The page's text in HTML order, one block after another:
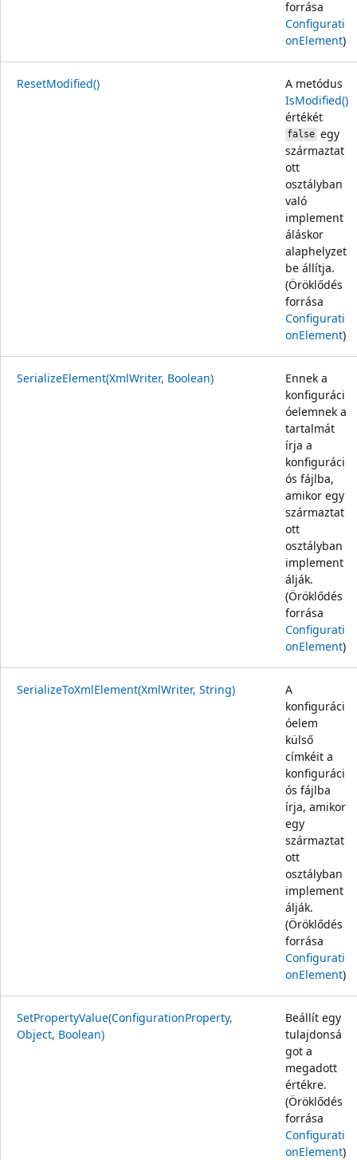
forrása
Configurati
onElement)
ResetModified()
A metódus
IsModified()
értékét
falseegy
származtat
ott
osztályban
való
implement
áláskor
alaphelyzet
be állítja.
(Öröklődés
forrása
Configurati
onElement)
SerializeElement(XmlWriter, Boolean)
Ennek a
konfiguráci
óelemnek a
tartalmát
írja a
konfiguráci
ós fájlba,
amikor egy
származtat
ott
osztályban
implement
álják.
(Öröklődés
forrása
Configurati
onElement)
SerializeToXmlElement(XmlWriter, String)
A
konfiguráci
óelem
külső
címkéit a
konfiguráci
ós fájlba
írja, amikor
egy
származtat
ott
osztályban
implement
álják.
(Öröklődés
forrása
Configurati
onElement)
SetPropertyValue(ConfigurationProperty,
Object, Boolean)
Beállít egy
tulajdonsá
got a
megadott
értékre.
(Öröklődés
forrása
Configurati
onElement)